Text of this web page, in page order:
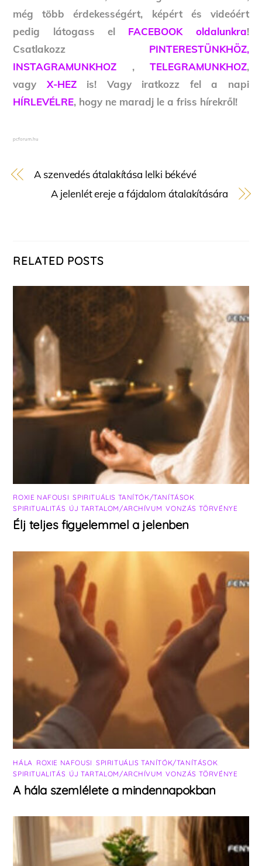
még több érdekességért, képért és videóért
pedig látogass el FACEBOOK oldalunkra!
Csatlakozz PINTERESTÜNKHÖZ,
INSTAGRAMUNKHOZ , TELEGRAMUNKHOZ,
vagy X-HEZis! Vagy iratkozz fel a napi
HÍRLEVÉLRE, hogy ne maradj le a friss hírekről!
pcforum.hu
A szenvedés átalakítása lelki békévé
A jelenlét ereje a fájdalom átalakítására
RELATED POSTS
ROXIE NAFOUSI ,SPIRITUÁLIS TANÍTÓK/TANÍTÁSOK
SPIRITUALITÁS ÚJ TARTALOM/ARCHÍVUM ,VONZÁS TÖRVÉNYE
Élj teljes figyelemmel a jelenben
HÁLA ROXIE NAFOUSI SPIRITUÁLIS TANÍTÓK/TANÍTÁSOK
SPIRITUALITÁS ÚJ TARTALOM/ARCHÍVUM ,VONZÁS TÖRVÉNYE
A hála szemlélete a mindennapokban